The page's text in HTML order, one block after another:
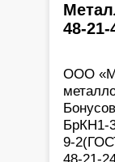
48-21-
ООО
9-
48-21-